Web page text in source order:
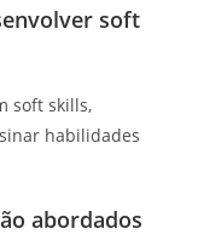
soft
soft skills,
habilidades
abordados